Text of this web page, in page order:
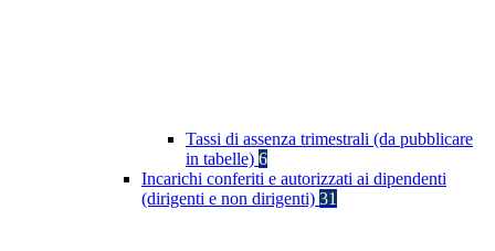
Tassi di assenza trimestrali (da pubblicare
in tabelle) 6
Incarichi conferiti e autorizzati ai dipendenti
(dirigenti e non dirigenti) 31